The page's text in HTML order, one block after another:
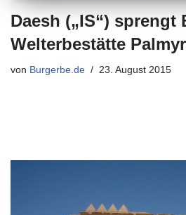
Daesh („IS“) sprengt
Welterbestätte
von Burgerbe.de 23. August 2015